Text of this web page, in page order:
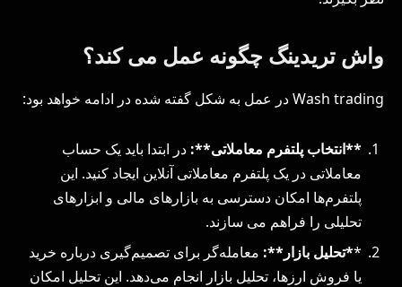
واش تریدینگ چگونه عمل می کند؟
Wash trading در عمل به شکل گفته شده در ادامه خواهد بود:
**انتخاب پلتفرم معاملاتی**: در ابتدا باید یک حساب
معاملاتی در یک پلتفرم معاملاتی آنلاین ایجاد کنید. این
پلتفرم‌ها امکان دسترسی به بازارهای مالی و ابزارهای
تحلیلی را فراهم می سازند.
**تحلیل بازار**: معامله‌گر برای تصمیم‌گیری درباره خرید
یا فروش ارزها، تحلیل بازار انجام می‌دهد. این تحلیل امکان